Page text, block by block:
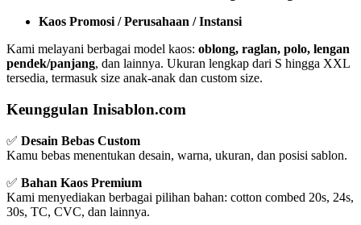
Kaos Promosi / Perusahaan / Instansi
Kami melayani berbagai model kaos: oblong, raglan, polo, lengan
pendek/panjang, dan lainnya. Ukuran lengkap dari S hingga XXL
tersedia, termasuk size anak-anak dan custom size.
Keunggulan Inisablon.com
✅ Desain Bebas Custom
Kamu bebas menentukan desain, warna, ukuran, dan posisi sablon.
✅ Bahan Kaos Premium
Kami menyediakan berbagai pilihan bahan: cotton combed 20s, 24s,
30s, TC, CVC, dan lainnya.